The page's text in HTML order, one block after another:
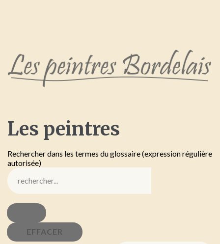
Les peintres
Rechercher dans les termes du glossaire (expression régulière
autorisée)